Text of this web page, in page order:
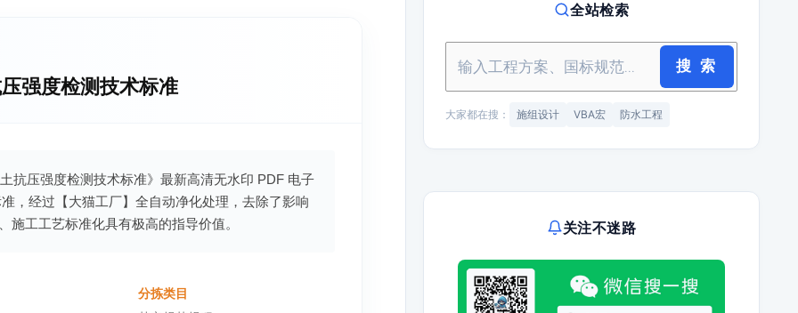
强度检测技术标准
抗压强度检测技术标准》最新高清无水印 PDF 电子
，经过【大猫工厂】全自动净化处理，去除了影响
工工艺标准化具有极高的指导价值。
分拣类目
全站检索
搜 索
大家都在搜： 施组设计 VBA宏 防水工程
关注不迷路